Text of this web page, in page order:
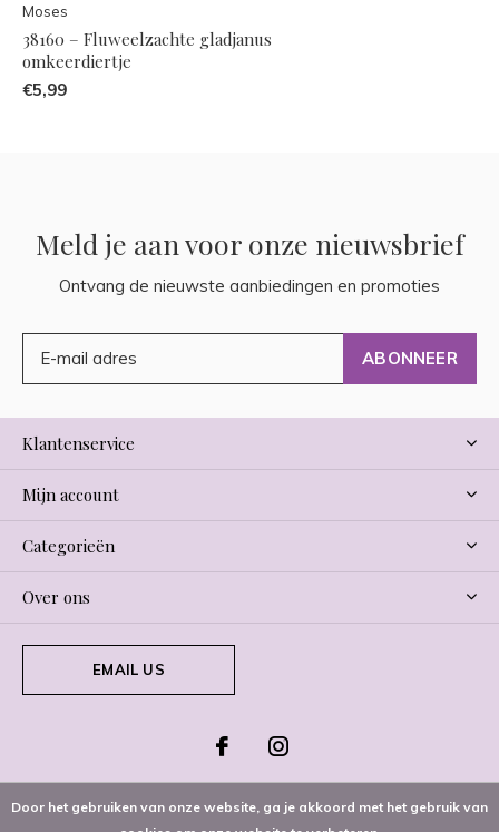
Moses
38160 – Fluweelzachte gladjanus
omkeerdiertje
€5,99
Meld je aan voor onze nieuwsbrief
Ontvang de nieuwste aanbiedingen en promoties
ABONNEER
Klantenservice
Mijn account
Categorieën
Over ons
EMAIL US
Door het gebruiken van onze website, ga je akkoord met het gebruik van